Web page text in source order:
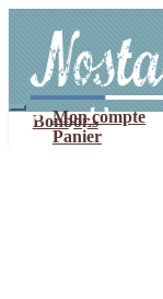
navigation
contenu
Mon compte
Panier
Bonbons